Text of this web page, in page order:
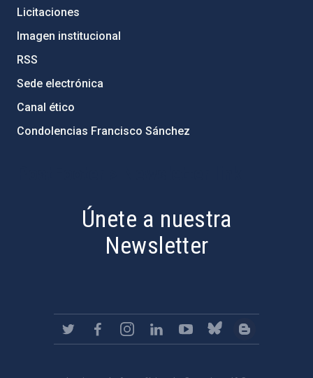
Licitaciones
Imagen institucional
RSS
Sede electrónica
Canal ético
Condolencias Francisco Sánchez
Únete a nuestra
Newsletter